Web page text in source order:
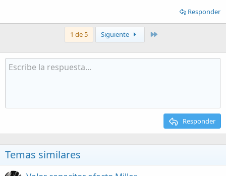
Responder
1 de 5 Siguiente
Responder
Temas similares